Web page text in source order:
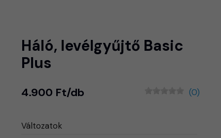
Háló, levélgyűjtő Basic
Plus
4.900 Ft/db (0)
Változatok